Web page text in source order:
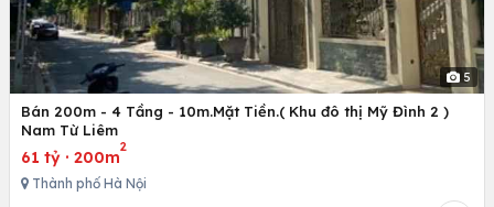
5
Bán 200m - 4 Tầng - 10m.Mặt Tiền.( Khu đô thị Mỹ Đình 2 )
Nam Từ Liêm
61 tỷ · 200m
2
Thành phố Hà Nội